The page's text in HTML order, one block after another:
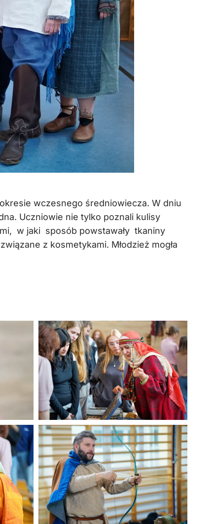
wczesnego średniowiecza. W dniu
Uczniowie nie tylko poznali kulisy
w jaki sposób powstawały tkaniny
z kosmetykami. Młodzież mogła